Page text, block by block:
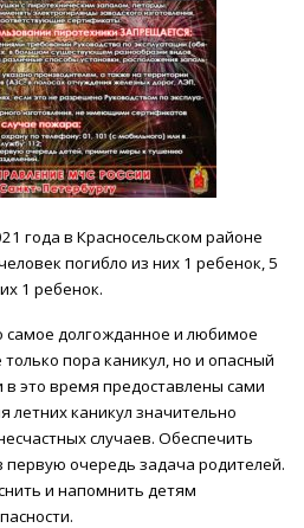
года в Красносельском районе
погибло из них 1 ребенок, 5
1 ребенок.
самое долгожданное и любимое
пора каникул, но и опасный
в это время предоставлены сами
летних каникул значительно
случаев. Обеспечить
первую очередь задача родителей.
и напомнить детям